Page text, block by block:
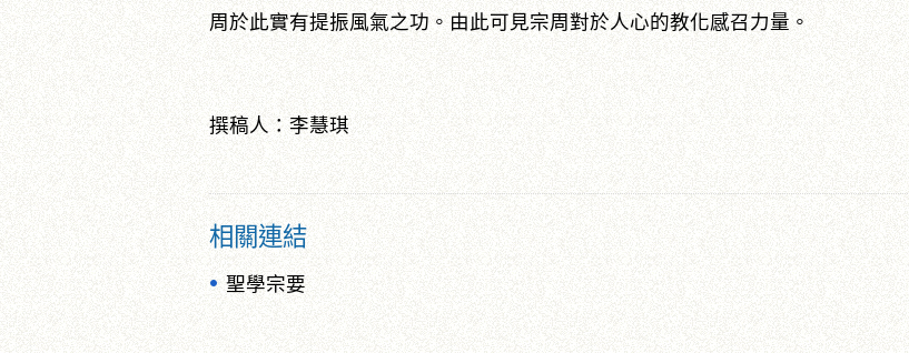
周於此實有提振風氣之功。由此可見宗周對於人心的教化感召力量。
撰稿人：李慧琪
相關連結
聖學宗要